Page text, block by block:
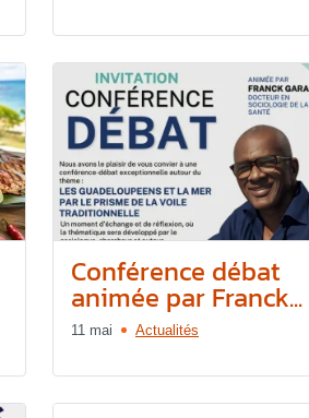
Conférence débat
animée par Franck...
11 mai Actualités